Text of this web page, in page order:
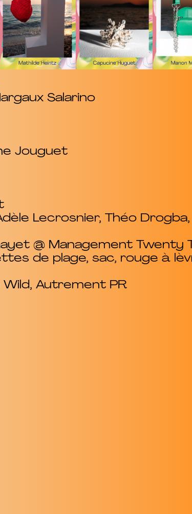
Salarino
Jouguet
Lecrosnier, Théo
@ Management Twenty
de plage, sac, rouge à
Wild, Autrement PR